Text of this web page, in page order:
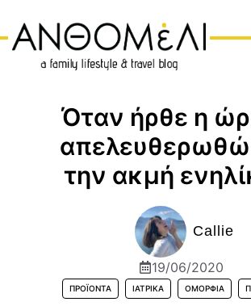
περιεχόμενο
Όταν ήρθε η
την ακμή
Callie
19/06/2020
ΠΡΟΪΟΝΤΑ ΙΑΤΡΙΚΆ ΟΜΟΡΦΙΆ